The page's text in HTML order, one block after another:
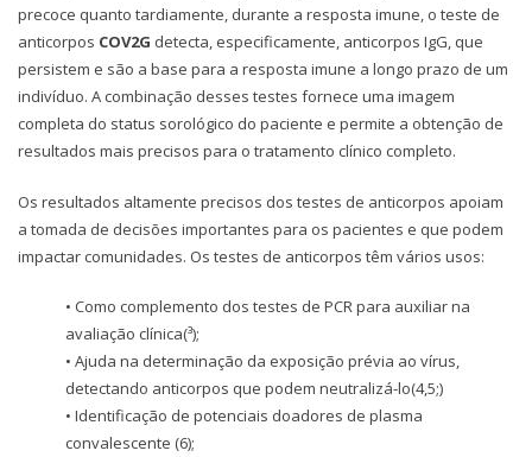
precoce quanto tardiamente, durante a resposta imune, o teste de
anticorpos COV2G detecta, especificamente, anticorpos IgG, que
persistem e são a base para a resposta imune a longo prazo de um
indivíduo. A combinação desses testes fornece uma imagem
completa do status sorológico do paciente e permite a obtenção de
resultados mais precisos para o tratamento clínico completo.
Os resultados altamente precisos dos testes de anticorpos apoiam
a tomada de decisões importantes para os pacientes e que podem
impactar comunidades. Os testes de anticorpos têm vários usos:
• Como complemento dos testes de PCR para auxiliar na
avaliação clínica(³);
• Ajuda na determinação da exposição prévia ao vírus,
detectando anticorpos que podem neutralizá-lo(4,5;)
• Identificação de potenciais doadores de plasma
convalescente (6);